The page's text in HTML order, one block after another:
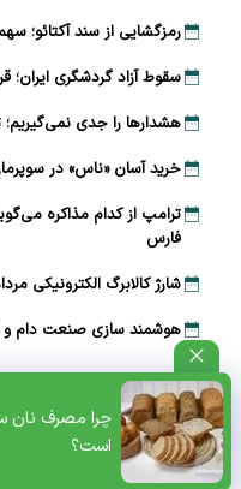
چرا مصرف نان
است؟
رمزگشایی از سند آکتائو؛
سقوط آزاد گردشگری ایران؛
هشدارها را جدی
خرید آسان «ناس» در
ترامپ از کدام مذاکره
فارس
شارژ کالابرگ الکترونیکی
هوشمند سازی صنعت دام و